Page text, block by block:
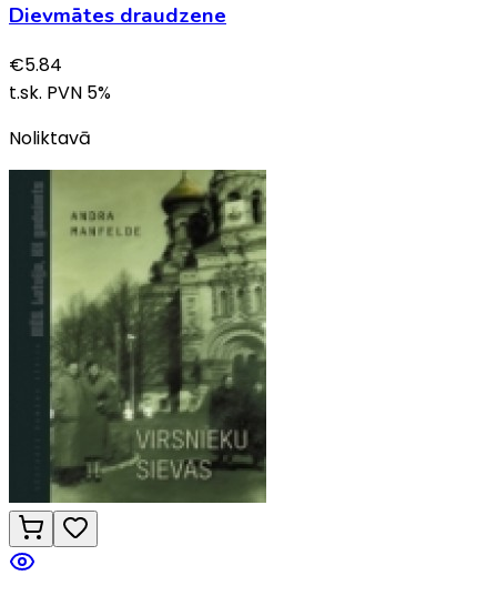
Dievmātes draudzene
€5.84
t.sk. PVN 5%
Noliktavā